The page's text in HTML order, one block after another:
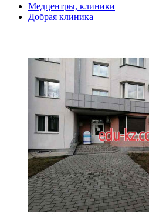
Медцентры, клиники
Добрая клиника